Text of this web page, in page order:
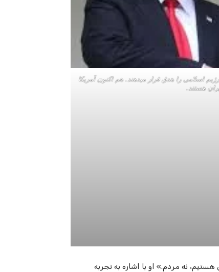
اسلامی را هدق قرار میدهند. هم اکنون آمریکا
هستند.
نه مردم.» او با اشاره به تجربه